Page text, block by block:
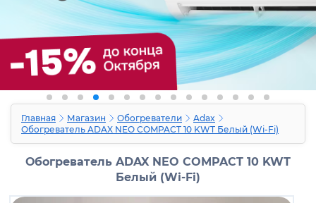
Наши работы Отзывы
Доставка и оплата Оферта
Контакты
Главная Магазин Обогреватели
Adax
Обогреватель ADAX NEO COMPACT 10 KWT Белый (Wi-Fi)
Обогреватель ADAX NEO COMPACT 10 KWT
Белый (Wi-Fi)